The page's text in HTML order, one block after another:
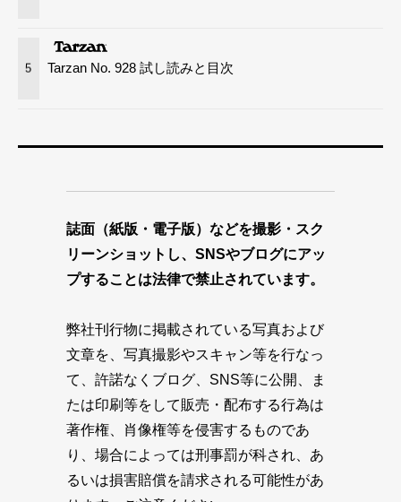
5 Tarzan No. 928 試し読みと目次
誌面（紙版・電子版）などを撮影・スク
リーンショットし、SNSやブログにアッ
プすることは法律で禁止されています。
弊社刊行物に掲載されている写真および
文章を、写真撮影やスキャン等を行なっ
て、許諾なくブログ、SNS等に公開、ま
たは印刷等をして販売・配布する行為は
著作権、肖像権等を侵害するものであ
り、場合によっては刑事罰が科され、あ
るいは損害賠償を請求される可能性があ